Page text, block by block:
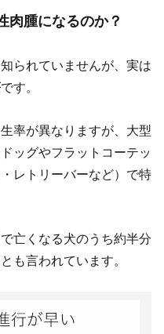
肉腫になるのか？
られていませんが、実は
です。
率が異なりますが、大型
ッグやフラットコーテッ
レトリーバーなど）で特
亡くなる犬のうち約半分
も言われています。